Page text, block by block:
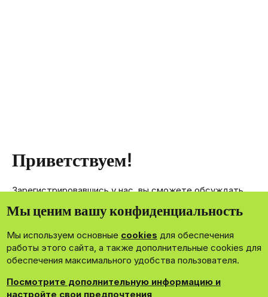
Приветствуем!
Зарегистрировавшись у нас, вы сможете обсуждать,
членам нашего сообщества.
Зарегистрироваться сейчас!
Мы ценим вашу конфиденциальность
Мы используем основные cookies для обеспечения
работы этого сайта, а также дополнительные cookies для
обеспечения максимального удобства пользователя.
Посмотрите дополнительную информацию и
настройте свои предпочтения